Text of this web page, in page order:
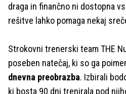
draga in finančno ni dostopna
rešitve lahko pomaga nekaj
Strokovni trenerski team THE
poseben natečaj, ki so ga
dnevna preobrazba. Izbirali
ki bosta 90 dni trenirala pod